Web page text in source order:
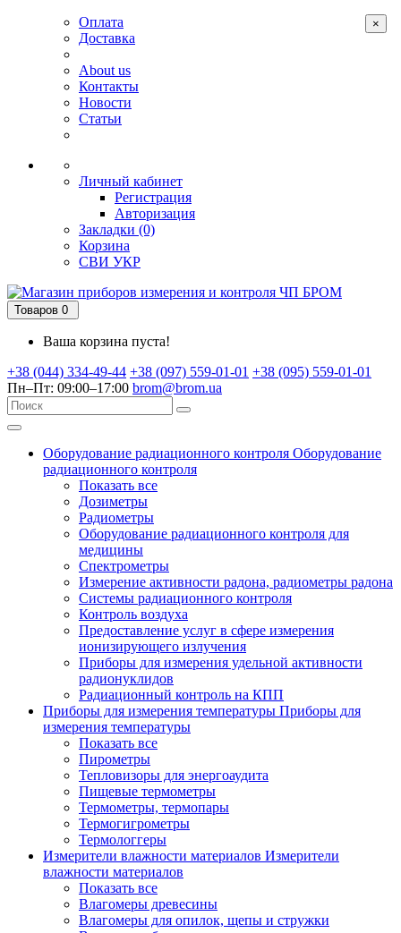
Оплата
Доставка
About us
Контакты
Новости
Статьи
Личный кабинет
Регистрация
Авторизация
Закладки (0)
Корзина
СВИ УКР
Товаров 0
Ваша корзина пуста!
+38 (044) 334-49-44 +38 (097) 559-01-01 +38 (095) 559-01-01
Пн–Пт: 09:00–17:00 brom@brom.ua
Оборудование радиационного контроля Оборудование
радиационного контроля
Показать все
Дозиметры
Радиометры
Оборудование радиационного контроля для
медицины
Спектрометры
Измерение активности радона, радиометры радона
Системы радиационного контроля
Контроль воздуха
Предоставление услуг в сфере измерения
ионизирующего излучения
Приборы для измерения удельной активности
радионуклидов
Радиационный контроль на КПП
Приборы для измерения температуры Приборы для
измерения температуры
Показать все
Пирометры
Тепловизоры для энергоаудита
Пищевые термометры
Термометры, термопары
Термогигрометры
Термологгеры
Измерители влажности материалов Измерители
влажности материалов
Показать все
Влагомеры древесины
Влагомеры для опилок, щепы и стружки
×